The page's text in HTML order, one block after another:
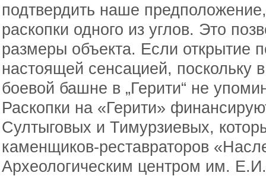
подтвердить наше
раскопки одного из углов. Это
размеры объекта. Если открытие
настоящей сенсацией, поскольку
боевой башне в „Герити“ не
Раскопки на «Герити»
Султыговых и Тимурзиевых,
каменщиков-реставраторов
Археологическим центром им.